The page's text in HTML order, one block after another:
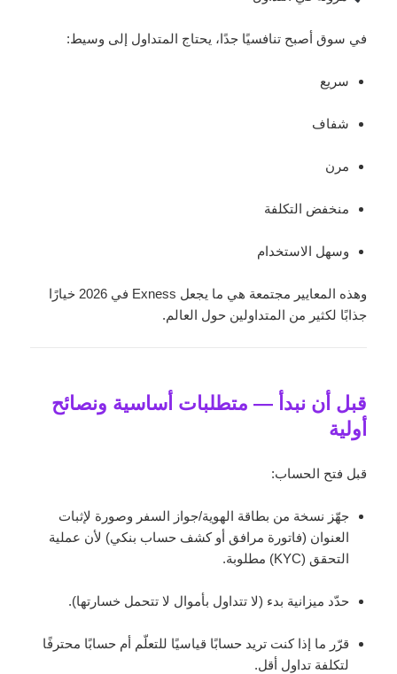
في سوق أصبح تنافسيًا جدًا، يحتاج المتداول إلى وسيط:
سريع
شفاف
مرن
منخفض التكلفة
وسهل الاستخدام
وهذه المعايير مجتمعة هي ما يجعل Exness في 2026 خيارًا
جذابًا لكثير من المتداولين حول العالم.
قبل أن نبدأ — متطلبات أساسية ونصائح
أولية
قبل فتح الحساب:
جهّز نسخة من بطاقة الهوية/جواز السفر وصورة لإثبات
العنوان (فاتورة مرافق أو كشف حساب بنكي) لأن عملية
التحقق (KYC) مطلوبة.
حدّد ميزانية بدء (لا تتداول بأموال لا تتحمل خسارتها).
قرّر ما إذا كنت تريد حسابًا قياسيًا للتعلّم أم حسابًا محترفًا
لتكلفة تداول أقل.